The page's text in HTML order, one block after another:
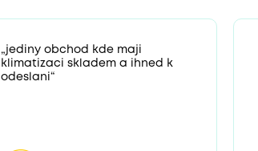
„jediny obchod kde maji
klimatizaci skladem a ihned k
odeslani“